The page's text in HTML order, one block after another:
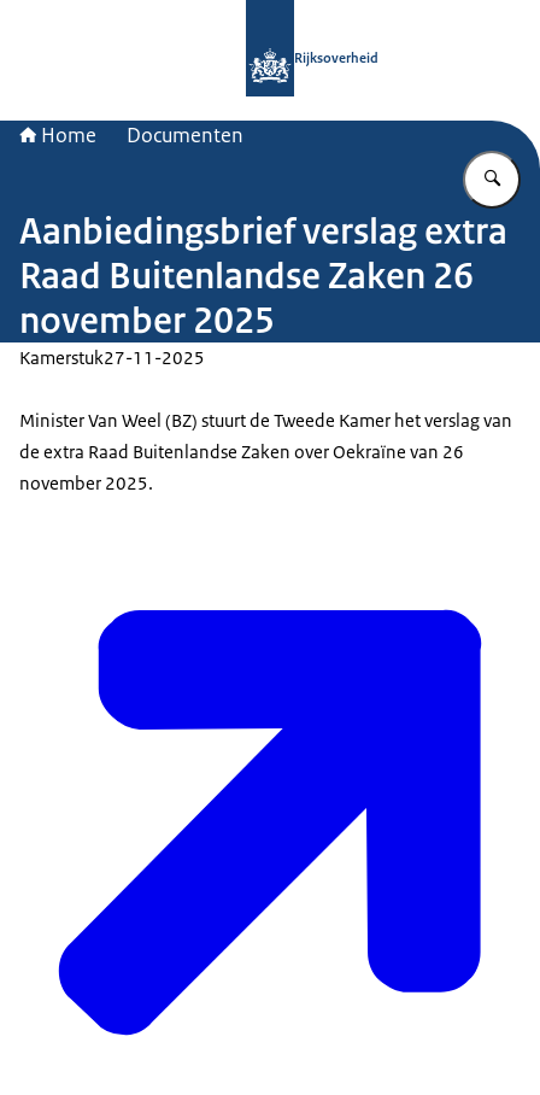
Rijksoverheid
Home Documenten
Aanbiedingsbrief verslag extra
Raad Buitenlandse Zaken 26
november 2025
Kamerstuk27-11-2025
Minister Van Weel (BZ) stuurt de Tweede Kamer het verslag van
de extra Raad Buitenlandse Zaken over Oekraïne van 26
november 2025.